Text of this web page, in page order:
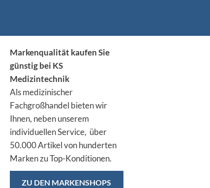
Markenqualität kaufen Sie
günstig bei KS
Medizintechnik
Als medizinischer
Fachgroßhandel bieten wir
Ihnen, neben unserem
individuellen Service, über
50.000 Artikel von hunderten
Marken zu Top-Konditionen.
ZU DEN MARKENSHOPS